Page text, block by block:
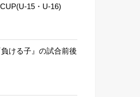
15・U-16)
負ける子』の試合前後